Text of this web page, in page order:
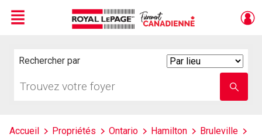
Menu
Rechercher par
votre
nom
Accueil Propriétés Ontario Hamilton
Bruleville